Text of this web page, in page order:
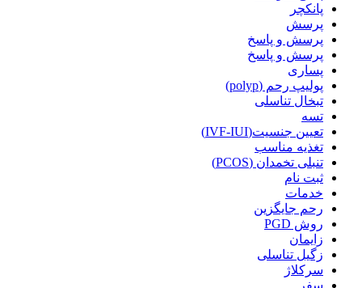
پانکچر
پرسش
پرسش و پاسخ
پرسش و پاسخ
پساری
پولیپ رحم (polyp)
تبخال تناسلی
تسه
تعیین جنسیت(IVF-IUI)
تغذیه مناسب
تنبلی تخمدان (PCOS)
ثبت نام
خدمات
رحم جایگزین
روش PGD
زایمان
زگیل تناسلی
سرکلاژ